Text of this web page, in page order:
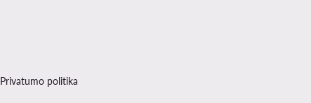
Privatumo politika